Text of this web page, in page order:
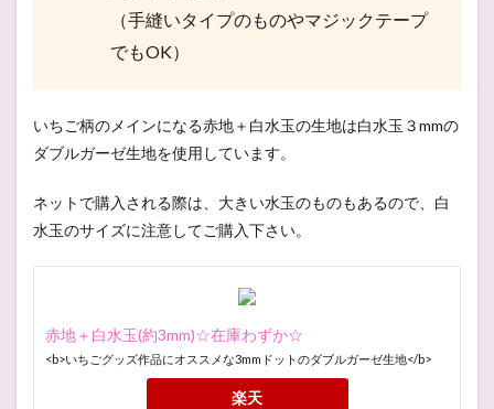
（手縫いタイプのものやマジックテープ
でもOK）
いちご柄のメインになる赤地＋白水玉の生地は白水玉３mmの
ダブルガーゼ生地を使用しています。
ネットで購入される際は、大きい水玉のものもあるので、白
水玉のサイズに注意してご購入下さい。
赤地＋白水玉(約3mm)☆在庫わずか☆
<b>いちごグッズ作品にオススメな3mmドットのダブルガーゼ生地</b>
楽天